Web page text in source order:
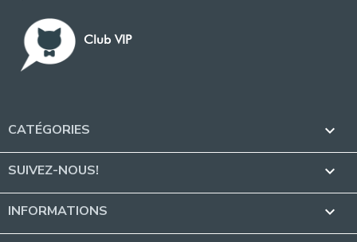
Club VIP
CATÉGORIES 
SUIVEZ-NOUS! 
INFORMATIONS 